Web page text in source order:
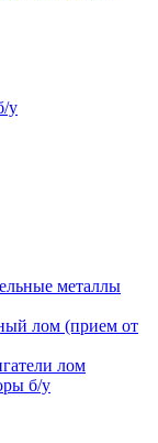
у
металлы
лом (прием от
лом
б/у